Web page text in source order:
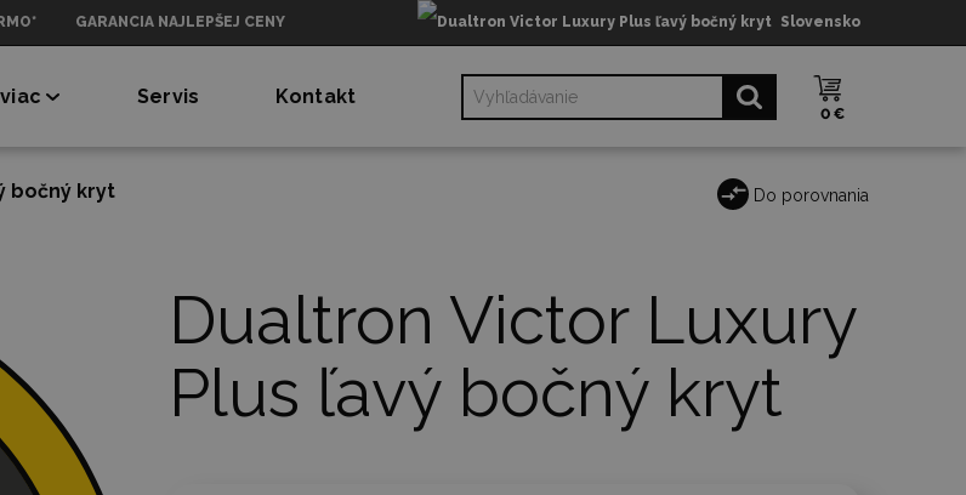
GARANCIA NAJLEPŠEJ CENY Slovensko
Servis Kontakt
0 €
bočný kryt Do porovnania
Dualtron Victor Luxury
Plus ľavý bočný kryt